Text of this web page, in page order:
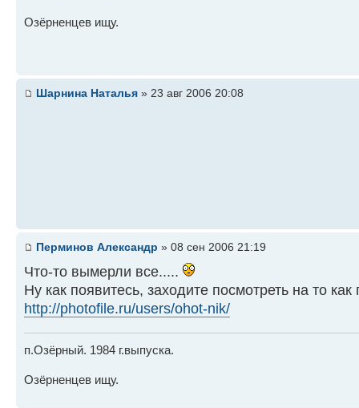
Озёрненцев ищу.
Шарнина Наталья » 23 авг 2006 20:08
Перминов Александр » 08 сен 2006 21:19
Что-то вымерли все.....
Ну как появитесь, заходите посмотреть на то
http://photofile.ru/users/ohot-nik/
п.Озёрный. 1984 г.выпуска.
Озёрненцев ищу.